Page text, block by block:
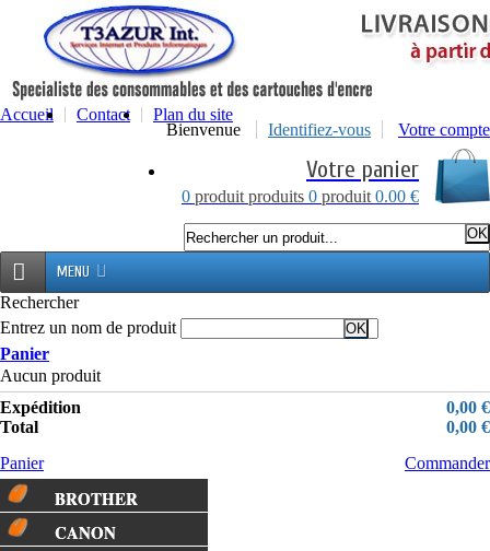
Accueil Contact
Plan du site
Bienvenue
Identifiez-vous Votre compte
Votre panier
0 produit produits 0 produit 0.00 €
MENU
Rechercher
Entrez un nom de produit
Panier
Aucun produit
Expédition
0,00 €
Total
0,00 €
Panier
Commander
BROTHER
CANON